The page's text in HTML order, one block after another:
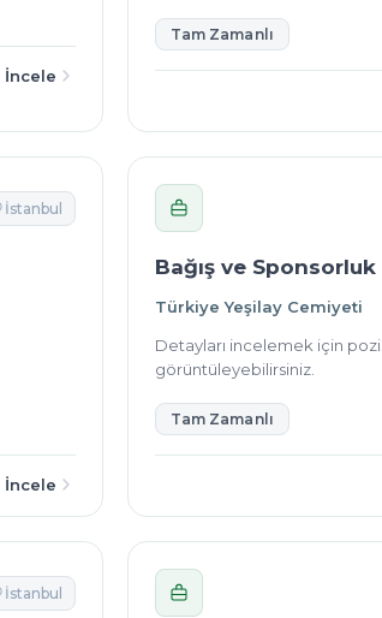
İncele
Tam Zamanlı
İstanbul
İncele
Bağış ve
Türkiye Yeşilay Cemiyeti
Detayları incelemek için
görüntüleyebilirsiniz.
Tam Zamanlı
İstanbul